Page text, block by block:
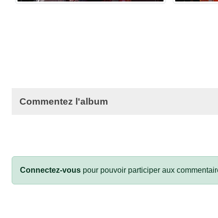
Commentez l'album
Connectez-vous pour pouvoir participer aux